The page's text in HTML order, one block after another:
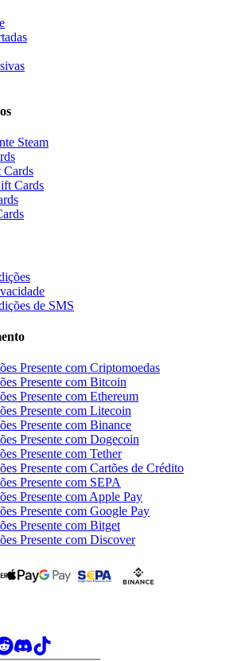
Steam
Cards
de SMS
Presente com Criptomoedas
Presente com Bitcoin
Presente com Ethereum
Presente com Litecoin
Presente com Binance
Presente com Dogecoin
Presente com Tether
Presente com Cartões de Crédito
Presente com SEPA
Presente com Apple Pay
Presente com Google Pay
Presente com Bitget
Presente com Discover